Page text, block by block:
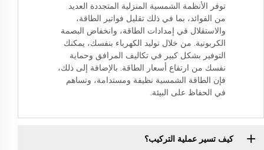
توفر الأنظمة الشمسية المنزلية المتجددة العديد
من الفوائد، بما في ذلك تقليل فواتير الطاقة،
والاستقلال في إمدادات الطاقة، وانخفاض البصمة
الكربونية. من خلال توليد الكهرباء بنفسك، يمكنك
التوفير بشكل كبير في تكاليف المرافق وحماية
نفسك من ارتفاع أسعار الطاقة. بالإضافة إلى ذلك،
فإن الطاقة الشمسية نظيفة ومستدامة، وتساهم
في الحفاظ على البيئة.
كيف تسير عملية التركيب؟